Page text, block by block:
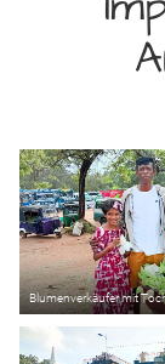
Blumenverkäufer mit